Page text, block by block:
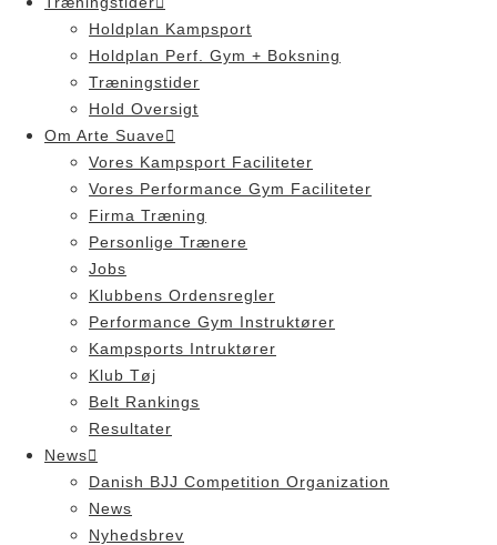
Holdplan Kampsport
Holdplan Perf. Gym + Boksning
Træningstider
Hold Oversigt
Om Arte Suave
Vores Kampsport Faciliteter
Vores Performance Gym Faciliteter
Firma Træning
Personlige Trænere
Jobs
Klubbens Ordensregler
Performance Gym Instruktører
Kampsports Intruktører
Klub Tøj
Belt Rankings
Resultater
News
Danish BJJ Competition Organization
News
Nyhedsbrev